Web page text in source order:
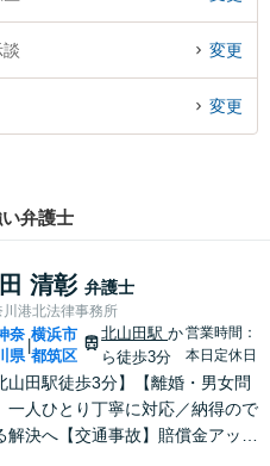
変更
変更
弁護士
清彰 弁護士
川港北法律事務所
奈
県
横浜市
都筑区
北山田駅か
ら徒歩3分
営業時間：
本日定休日
山田駅徒歩3分】【離婚・男女問
一人ひとり丁寧に対応／納得ので
解決へ【交通事故】賠償金アップ